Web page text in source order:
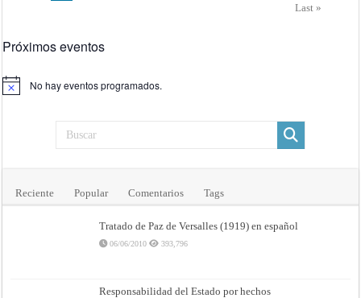
Last »
Próximos eventos
Aviso No hay eventos programados.
Reciente Popular Comentarios Tags
Tratado de Paz de Versalles (1919) en español
06/06/2010 393,796
Responsabilidad del Estado por hechos